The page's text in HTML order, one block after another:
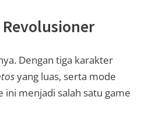
Revolusioner
Dengan tiga karakter
yang luas, serta mode
ini menjadi salah satu game